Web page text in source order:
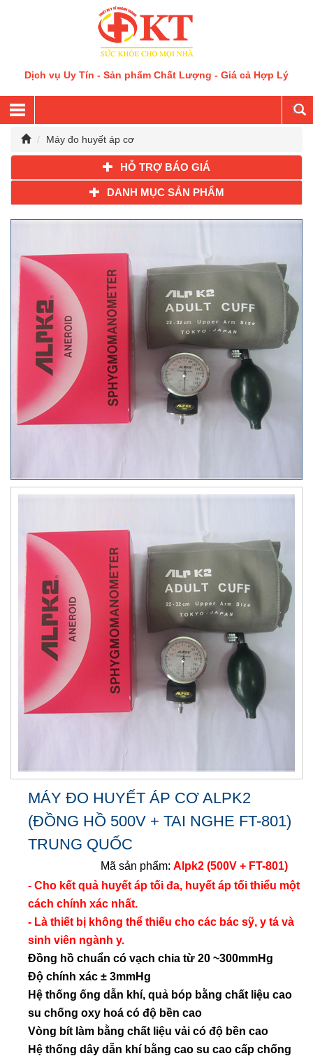
Dịch vụ Uy Tín - Sản phẩm Chất Lượng - Giá cả Hợp Lý
Máy đo huyết áp cơ
HỖ TRỢ BÁO GIÁ
DANH MỤC SẢN PHẨM
MÁY ĐO HUYẾT ÁP CƠ ALPK2
(ĐỒNG HỒ 500V + TAI NGHE FT-801)
TRUNG QUỐC
Mã sản phẩm: Alpk2 (500V + FT-801)
- Cho kết quả huyết áp tối đa, huyết áp tối thiểu một
cách chính xác nhất.
- Là thiết bị không thể thiếu cho các bác sỹ, y tá và
sinh viên ngành y.
Đồng hồ chuẩn có vạch chia từ 20 ~300mmHg
Độ chính xác ± 3mmHg
Hệ thống ống dẫn khí, quả bóp bằng chất liệu cao
su chống oxy hoá có độ bền cao
Vòng bít làm bằng chất liệu vải có độ bền cao
Hệ thống dây dẫn khí bằng cao su cao cấp chống